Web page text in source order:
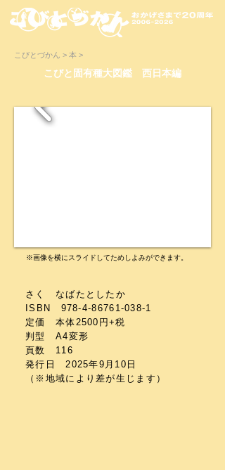
こびとづかん > 本 >
こびと固有種大図鑑 西日本編
※画像を横にスライドしてためしよみができます。
さく なばたとしたか
ISBN 978-4-86761-038-1
定価 本体2500円+税
判型 A4変形
頁数 116
発行日 2025年9月10日
​（※地域により差が生じます）